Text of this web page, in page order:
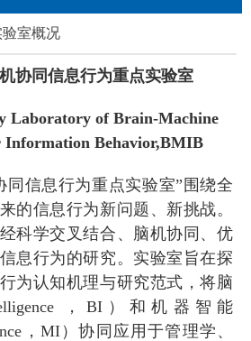
验室概况
机协同信息行为重点实验室
Laboratory of Brain-Machine
Information Behavior,BMIB
同信息行为重点实验室”围绕全
的信息行为新问题、新挑战。
科学交叉结合、脑机协同、优
息行为的研究。实验室旨在探
为认知机理与研究范式，将脑
，BI）和机器智能
，MI）协同应用于管理学、